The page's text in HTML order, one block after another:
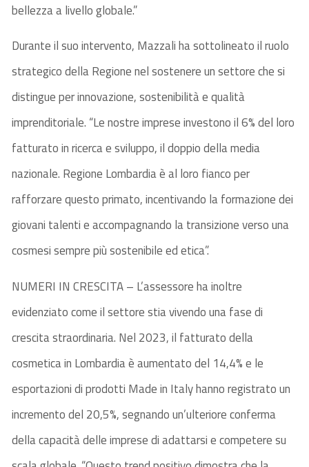
bellezza a livello globale.”
Durante il suo intervento, Mazzali ha sottolineato il ruolo
strategico della Regione nel sostenere un settore che si
distingue per innovazione, sostenibilità e qualità
imprenditoriale. “Le nostre imprese investono il 6% del loro
fatturato in ricerca e sviluppo, il doppio della media
nazionale. Regione Lombardia è al loro fianco per
rafforzare questo primato, incentivando la formazione dei
giovani talenti e accompagnando la transizione verso una
cosmesi sempre più sostenibile ed etica”.
NUMERI IN CRESCITA – L’assessore ha inoltre
evidenziato come il settore stia vivendo una fase di
crescita straordinaria. Nel 2023, il fatturato della
cosmetica in Lombardia è aumentato del 14,4% e le
esportazioni di prodotti Made in Italy hanno registrato un
incremento del 20,5%, segnando un’ulteriore conferma
della capacità delle imprese di adattarsi e competere su